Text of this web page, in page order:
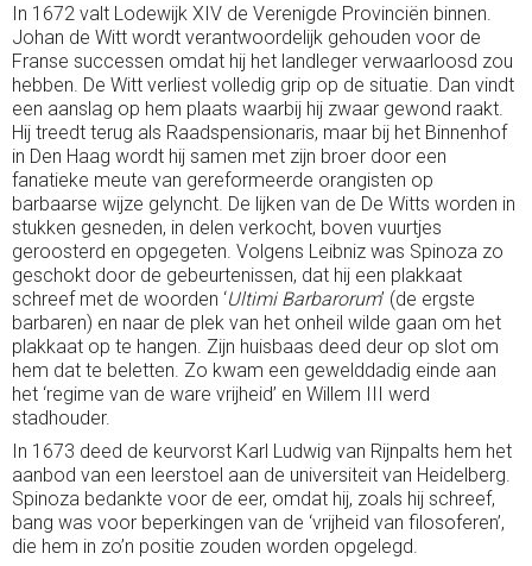
In 1672 valt Lodewijk XIV de Verenigde Provinciën binnen.
Johan de Witt wordt verantwoordelijk gehouden voor de
Franse successen omdat hij het landleger verwaarloosd zou
hebben. De Witt verliest volledig grip op de situatie. Dan vindt
een aanslag op hem plaats waarbij hij zwaar gewond raakt.
Hij treedt terug als Raadspensionaris, maar bij het Binnenhof
in Den Haag wordt hij samen met zijn broer door een
fanatieke meute van gereformeerde orangisten op
barbaarse wijze gelyncht. De lijken van de De Witts worden in
stukken gesneden, in delen verkocht, boven vuurtjes
geroosterd en opgegeten. Volgens Leibniz was Spinoza zo
geschokt door de gebeurtenissen, dat hij een plakkaat
schreef met de woorden ‘Ultimi Barbarorum’ (de ergste
barbaren) en naar de plek van het onheil wilde gaan om het
plakkaat op te hangen. Zijn huisbaas deed deur op slot om
hem dat te beletten. Zo kwam een gewelddadig einde aan
het ‘regime van de ware vrijheid’ en Willem III werd
stadhouder.
In 1673 deed de keurvorst Karl Ludwig van Rijnpalts hem het
aanbod van een leerstoel aan de universiteit van Heidelberg.
Spinoza bedankte voor de eer, omdat hij, zoals hij schreef,
bang was voor beperkingen van de ‘vrijheid van filosoferen’,
die hem in zo’n positie zouden worden opgelegd.